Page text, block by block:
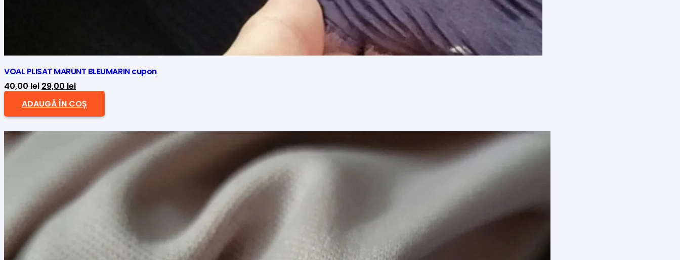
VOAL PLISAT MARUNT BLEUMARIN cupon
40,00lei Prețul
inițial
a
fost:
29,00 leiPrețul
curent
este:
29,00 lei.
ADAUGĂ ÎN COȘ